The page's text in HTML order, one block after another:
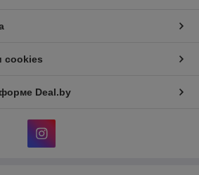
cookies
Deal.by